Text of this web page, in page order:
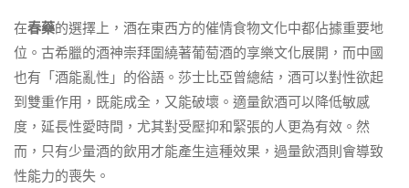
在春藥的選擇上，酒在東西方的催情食物文化中都佔據重要地
位。古希臘的酒神崇拜圍繞著葡萄酒的享樂文化展開，而中國
也有「酒能亂性」的俗語。莎士比亞曾總結，酒可以對性欲起
到雙重作用，既能成全，又能破壞。適量飲酒可以降低敏感
度，延長性愛時間，尤其對受壓抑和緊張的人更為有效。然
而，只有少量酒的飲用才能產生這種效果，過量飲酒則會導致
性能力的喪失。